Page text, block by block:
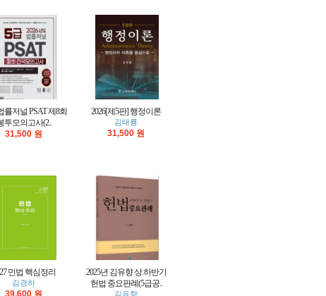
률저널 PSAT 제8회
투모의고사(2..
31,500 원
2026[제5판] 행정이론
김태룡
31,500 원
민법 핵심정리
김경하
39,600 원
2025년 김유향 상.하반기
헌법 중요판례(5급공..
김유향